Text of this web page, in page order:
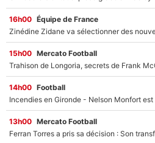
16h00 Équipe de France
15h00 Mercato Football
14h00 Football
13h00 Mercato Football